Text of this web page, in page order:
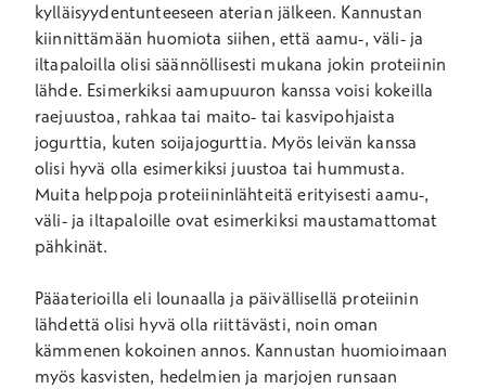
kylläisyydentunteeseen aterian jälkeen. Kannustan
kiinnittämään huomiota siihen, että aamu-, väli- ja
iltapaloilla olisi säännöllisesti mukana jokin proteiinin
lähde. Esimerkiksi aamupuuron kanssa voisi kokeilla
raejuustoa, rahkaa tai maito- tai kasvipohjaista
jogurttia, kuten soijajogurttia. Myös leivän kanssa
olisi hyvä olla esimerkiksi juustoa tai hummusta.
Muita helppoja proteiininlähteitä erityisesti aamu-,
väli- ja iltapaloille ovat esimerkiksi maustamattomat
pähkinät.
Pääaterioilla eli lounaalla ja päivällisellä proteiinin
lähdettä olisi hyvä olla riittävästi, noin oman
kämmenen kokoinen annos. Kannustan huomioimaan
myös kasvisten, hedelmien ja marjojen runsaan